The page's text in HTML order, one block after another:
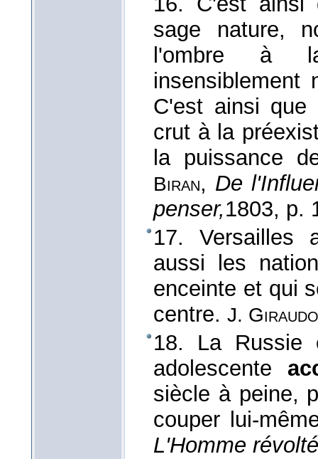
sage nature,
l'ombre à
C'est ainsi
crut à la
la puissance
Biran, De
penser,1803, p.
17. Versailles
aussi les
enceinte et qui
centre. J.
18. La Russie
adolescente
siècle à peine,
couper lui-
L'Homme